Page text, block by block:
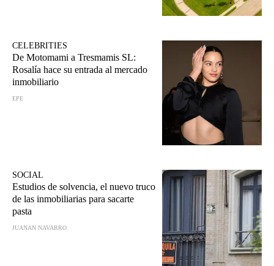
CELEBRITIES
De Motomami a Tresmamis SL:
Rosalía hace su entrada al mercado
inmobiliario
EPE
SOCIAL
Estudios de solvencia, el nuevo truco
de las inmobiliarias para sacarte
pasta
JUANAN NAVARRO